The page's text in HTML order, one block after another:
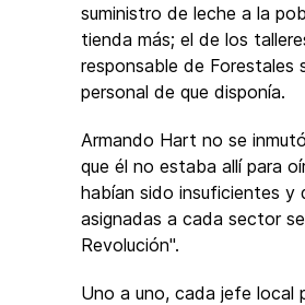
suministro de leche a la
tienda más; el de los
responsable de
personal de que disponía.
Armando Hart no se
que él no estaba allí para
habían sido insuficientes y
asignadas a cada sector
Revolución".
Uno a uno, cada jefe local